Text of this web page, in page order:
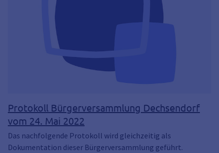
Protokoll Bürgerversammlung Dechsendorf
vom 24. Mai 2022
Das nachfolgende Protokoll wird gleichzeitig als
Dokumentation dieser Bürgerversammlung geführt.